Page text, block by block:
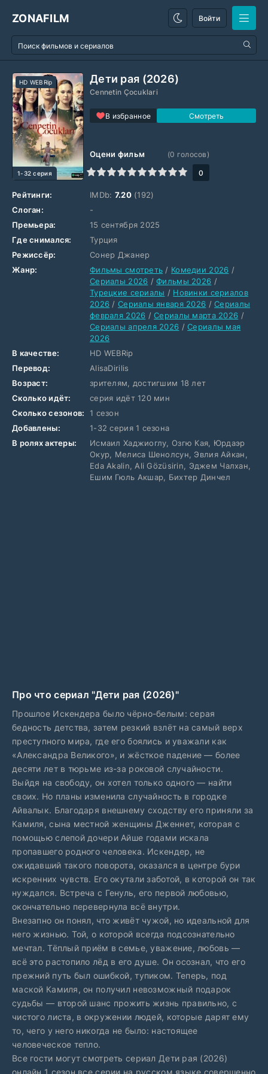
ZONAFILM Войти
Дети рая (2026)
Cennetin Çocuklari
В избранное
HD WEBRip
1-32 серия
Оцени фильм
1
2 3 4 5 6 7 8 9 10
(0 голосов)
0
Рейтинги: IMDb: 7.20(192)
Слоган:
-
Премьера:
15 сентября 2025
Где снимался:
Турция
Режиссёр:
Сонер Джанер
Жанр:
Фильмы смотреть / Комедии 2026 /
Сериалы 2026 /Фильмы 2026 /
Турецкие сериалы / Новинки сериалов
2026 / Сериалы января 2026 /Сериалы
февраля 2026 /Сериалы марта 2026 /
Сериалы апреля 2026 /Сериалы мая
2026
В качестве:
HD WEBRip
Перевод:
AlisaDirilis
Возраст:
зрителям, достигшим 18 лет
Сколько идёт:
серия идёт 120 мин
Сколько сезонов:
1 сезон
Добавлены:
1-32 серия 1 сезона
В ролях актеры:
Исмаил Хаджиоглу, Озгю Кая, Юрдаэр
Окур, Мелиса Шенолсун, Эвлия Айкан,
Eda Akalin, Ali Gözüsirin, Эджем Чалхан,
Ешим Гюль Акшар, Бихтер Динчел
Про что сериал "Дети рая (2026)"
Прошлое Искендера было чёрно-белым: серая
бедность детства, затем резкий взлёт на самый верх
преступного мира, где его боялись и уважали как
«Александра Великого», и жёсткое падение — более
десяти лет в тюрьме из-за роковой случайности.
Выйдя на свободу, он хотел только одного — найти
своих. Но планы изменила случайность в городке
Айвалык. Благодаря внешнему сходству его приняли за
Камиля, сына местной женщины Дженнет, которая с
помощью слепой дочери Айше годами искала
пропавшего родного человека. Искендер, не
ожидавший такого поворота, оказался в центре бури
искренних чувств. Его окутали заботой, в которой он так
нуждался. Встреча с Генуль, его первой любовью,
окончательно перевернула всё внутри.
Внезапно он понял, что живёт чужой, но идеальной для
него жизнью. Той, о которой всегда подсознательно
мечтал. Тёплый приём в семье, уважение, любовь —
всё это растопило лёд в его душе. Он осознал, что его
прежний путь был ошибкой, тупиком. Теперь, под
маской Камиля, он получил невозможный подарок
судьбы — второй шанс прожить жизнь правильно, с
чистого листа, в окружении людей, которые дарят ему
то, чего у него никогда не было: настоящее
человеческое тепло.
Все гости могут смотреть сериал Дети рая (2026)
онлайн 1 сезон все серии на русском языке совершенно